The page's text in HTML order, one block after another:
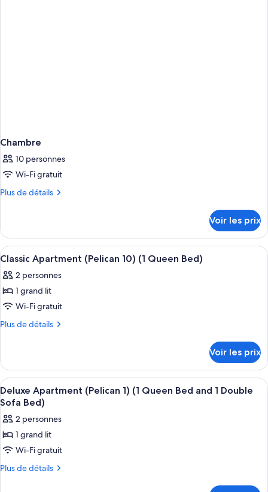
Chambre
10 personnes
Wi-Fi gratuit
Plus de détails
Plus
le
type
de
Chambre
Voir les prix
Afficher
toutes
les
photos
pour
ce
chambre :
Classic
Apartment
(Pelican
10)
(1
Queen
Une chambre à coucher moderne
17
Classic Apartment (Pelican 10) (1 Queen Bed)
2 personnes
1 grand lit
Wi-Fi gratuit
Plus de détails
Plus
le
type
de
chambre
Apartment
(Pelican
(1
Queen
Bed)
Voir les prix
Afficher
toutes
les
photos
pour
ce
type
Une chambre à coucher avec une
38
Deluxe Apartment (Pelican 1) (1 Queen Bed and 1 Double
Sofa Bed)
2 personnes
1 grand lit
Wi-Fi gratuit
Plus de détails
Plus